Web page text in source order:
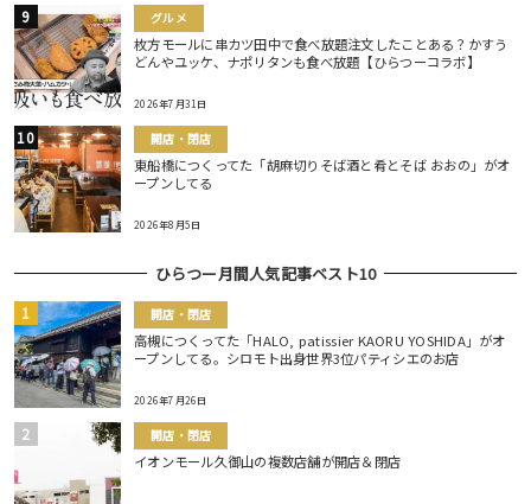
グルメ
枚方モールに串カツ田中で食べ放題注文したことある？かすう
どんやユッケ、ナポリタンも食べ放題【ひらつーコラボ】
2026年7月31日
開店・閉店
東船橋につくってた「胡麻切りそば酒と肴とそば おおの」がオ
ープンしてる
2026年8月5日
ひらつー月間人気記事ベスト10
開店・閉店
高槻につくってた「HALO, patissier KAORU YOSHIDA」がオ
ープンしてる。シロモト出身世界3位パティシエのお店
2026年7月26日
開店・閉店
イオンモール久御山の複数店舗が開店＆閉店